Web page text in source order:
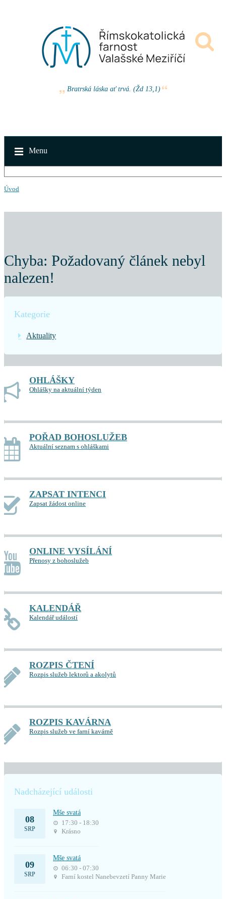
Bratrská láska ať trvá. (Žd 13,1)
Menu
Úvod
Chyba: Požadovaný článek nebyl
nalezen!
Kategorie
Aktuality
OHLÁŠKY
Ohlášky na aktuální týden
POŘAD BOHOSLUŽEB
Aktuální seznam s ohláškami
ZAPSAT INTENCI
Zapsat žádost online
ONLINE VYSÍLÁNÍ
Přenosy z bohoslužeb
KALENDÁŘ
Kalendář událostí
ROZPIS ČTENÍ
Rozpis služeb lektorů a akolytů
ROZPIS KAVÁRNA
Rozpis služeb ve farní kavárně
Nadcházející události
08
SRP
Mše svatá
17:30 - 18:30
Krásno
09
SRP
Mše svatá
06:30 - 07:30
Farní kostel Nanebevzetí Panny Marie